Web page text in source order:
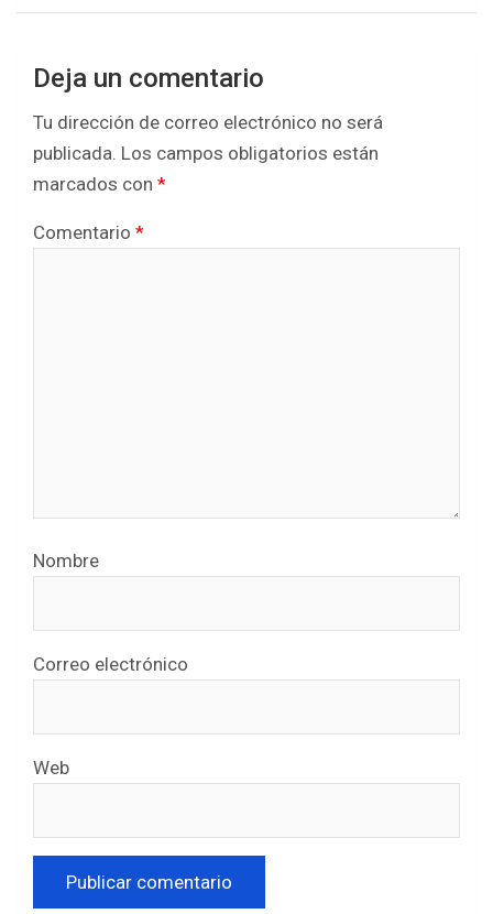
Deja un comentario
Tu dirección de correo electrónico no será
publicada. Los campos obligatorios están
marcados con *
Comentario *
Nombre
Correo electrónico
Web